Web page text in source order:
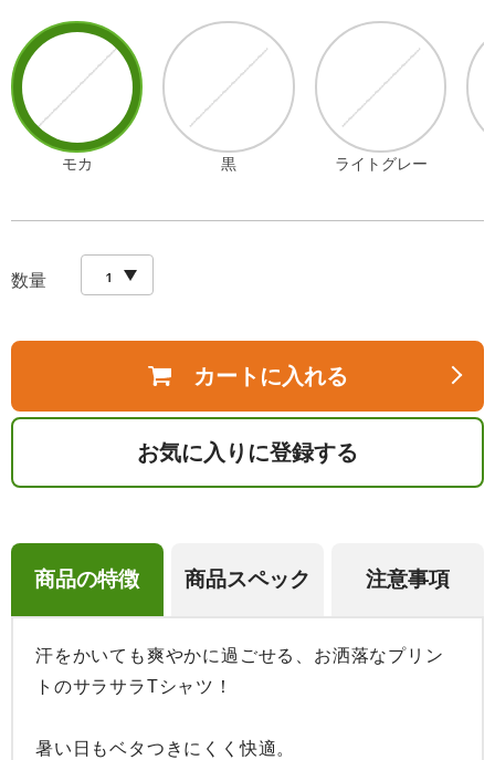
モカ 黒 ライトグレー
数量
カートに入れる
お気に入りに登録する
商品の特徴 商品スペック 注意事項
汗をかいても爽やかに過ごせる、お洒落なプリン
トのサラサラTシャツ！
暑い日もベタつきにくく快適。